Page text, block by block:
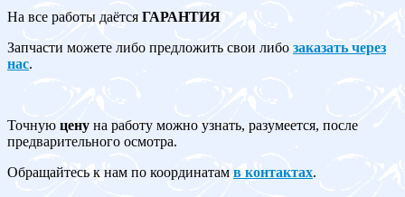
На все работы даётсяГАРАНТИЯ
Запчасти можете либо предложить свои либо заказать через
нас.
Точную цену на работу можно узнать, разумеется, после
предварительного осмотра.
Обращайтесь к нам по координатам в контактах.